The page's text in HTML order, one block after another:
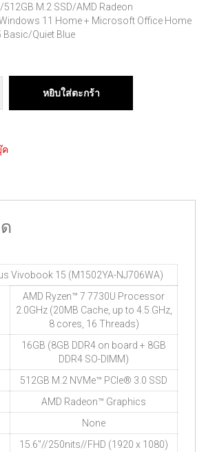
M.2 SSD/AMD Radeon
11 Home + Microsoft Office Home
Quiet Blue
หยิบใส่ตะกร้า
ค
Vivobook 15 (M1502YA-NJ706WA)
AMD Ryzen™ 7 7730U Processor
2.0GHz (20MB Cache, up to 4.5 GHz,
8 cores, 16 Threads)
16GB (8GB DDR4 on board + 8GB
DDR4 SO-DIMM)
512GB M.2 NVMe™ PCIe® 3.0 SSD
AMD Radeon™ Graphics
None
15.6″//250nits//FHD (1920 x 1080)